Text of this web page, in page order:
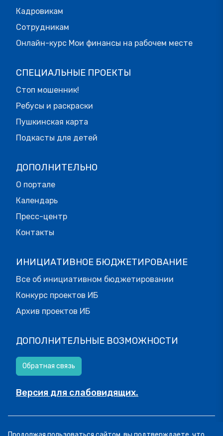
Кадровикам
Сотрудникам
Онлайн-курс Мои финансы на рабочем месте
СПЕЦИАЛЬНЫЕ ПРОЕКТЫ
Стоп мошенник!
Ребусы и раскраски
Пушкинская карта
Подкасты для детей
ДОПОЛНИТЕЛЬНО
О портале
Календарь
Пресс-центр
Контакты
ИНИЦИАТИВНОЕ БЮДЖЕТИРОВАНИЕ
Все об инициативном бюджетировании
Конкурс проектов ИБ
Архив проектов ИБ
ДОПОЛНИТЕЛЬНЫЕ ВОЗМОЖНОСТИ
Обратная связь
Версия для слабовидящих.